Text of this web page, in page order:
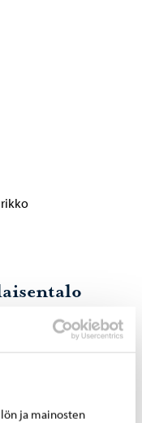
ja mainosten